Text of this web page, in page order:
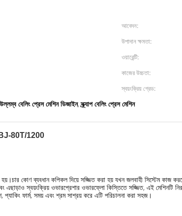
আবেদন:
উপাদান ক্ষমতা:
ওয়ারেন্টি:
কাজের উচ্চতা:
স্বয়ংক্রিয় গ্রেড:
উল্লম্ব বেলিং প্রেস মেশিন ডিজাইন,স্ক্র্যাপ বেলিং প্রেস মেশিন
DBJ-80T/1200
কোণ ব্যবধান কপিকল দিয়ে সজ্জিত করা হয় যখন জলবাহী সিস্টেম কাজ
এছাড়াও স্বয়ংক্রিয় ওভারপ্রেশার ওভারফ্লো কিস্তিতে সজ্জিত, এই মেশিনটি
ফার্ম, সময় এবং শ্রম সাশ্রয় করে এটি পরিচালনা করা সহজ।